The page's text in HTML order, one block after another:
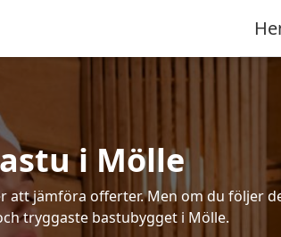
i Mölle
att jämföra offerter. Men om du följer
tryggaste bastubygget i Mölle.